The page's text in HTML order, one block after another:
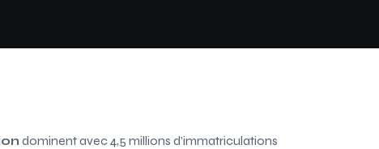
dominent avec 4,5 millions d’immatriculations